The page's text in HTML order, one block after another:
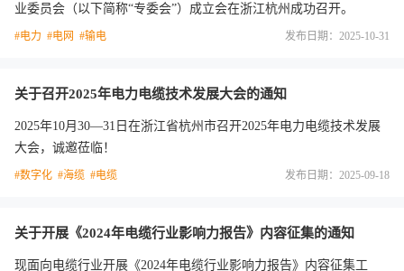
业委员会（以下简称“专委会”）成立会在浙江杭州成功召开。
#电力 #电网 #输电 发布日期：2025-10-31
关于召开2025年电力电缆技术发展大会的通知
2025年10月30—31日在浙江省杭州市召开2025年电力电缆技术发展
大会，诚邀莅临！
#数字化 #海缆 #电缆 发布日期：2025-09-18
关于开展《2024年电缆行业影响力报告》内容征集的通知
现面向电缆行业开展《2024年电缆行业影响力报告》内容征集工